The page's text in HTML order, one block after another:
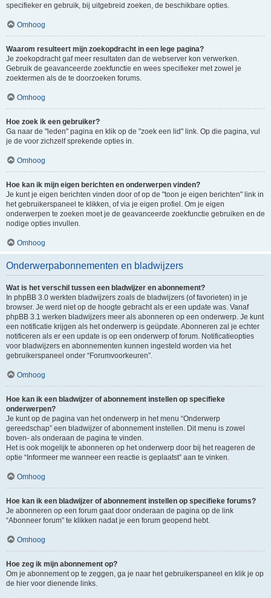
specifieker en gebruik, bij uitgebreid zoeken, de beschikbare opties.
Omhoog
Waarom resulteert mijn zoekopdracht in een lege pagina?
Je zoekopdracht gaf meer resultaten dan de webserver kon verwerken.
Gebruik de geavanceerde zoekfunctie en wees specifieker met zowel je
zoektermen als de te doorzoeken forums.
Omhoog
Hoe zoek ik een gebruiker?
Ga naar de "leden" pagina en klik op de "zoek een lid" link. Op die pagina, vul
je de voor zichzelf sprekende opties in.
Omhoog
Hoe kan ik mijn eigen berichten en onderwerpen vinden?
Je kunt je eigen berichten vinden door of op de "toon je eigen berichten" link in
het gebruikerspaneel te klikken, of via je eigen profiel. Om je eigen
onderwerpen te zoeken moet je de geavanceerde zoekfunctie gebruiken en de
nodige opties invullen.
Omhoog
Onderwerpabonnementen en bladwijzers
Wat is het verschil tussen een bladwijzer en abonnement?
In phpBB 3.0 werkten bladwijzers zoals de bladwijzers (of favorieten) in je
browser. Je werd niet op de hoogte gebracht als er een update was. Vanaf
phpBB 3.1 werken bladwijzers meer als abonneren op een onderwerp. Je kunt
een notificatie krijgen als het onderwerp is geüpdate. Abonneren zal je echter
notificeren als er een update is op een onderwerp of forum. Notificatieopties
voor bladwijzers en abonnementen kunnen ingesteld worden via het
gebruikerspaneel onder “Forumvoorkeuren”.
Omhoog
Hoe kan ik een bladwijzer of abonnement instellen op specifieke
onderwerpen?
Je kunt op de pagina van het onderwerp in het menu “Onderwerp
gereedschap” een bladwijzer of abonnement instellen. Dit menu is zowel
boven- als onderaan de pagina te vinden.
Het is ook mogelijk te abonneren op het onderwerp door bij het reageren de
optie “Informeer me wanneer een reactie is geplaatst” aan te vinken.
Omhoog
Hoe kan ik een bladwijzer of abonnement instellen op specifieke forums?
Je abonneren op een forum gaat door onderaan de pagina op de link
“Abonneer forum” te klikken nadat je een forum geopend hebt.
Omhoog
Hoe zeg ik mijn abonnement op?
Om je abonnement op te zeggen, ga je naar het gebruikerspaneel en klik je op
de hier voor dienende links.